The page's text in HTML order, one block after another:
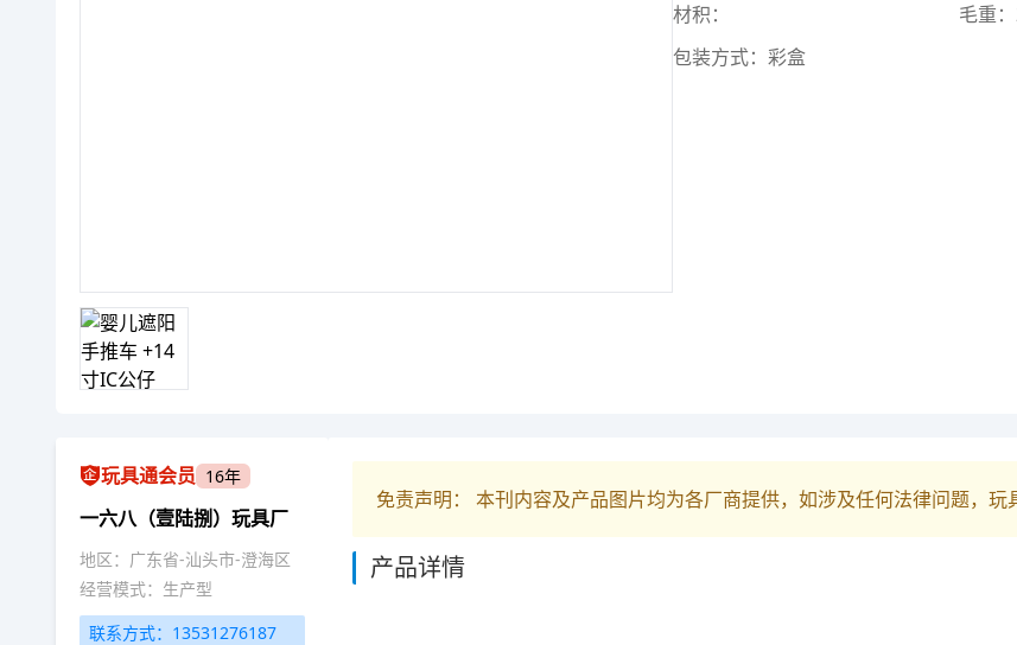
材积：
毛重
包装方式：彩盒
玩具通会员 16年
一六八（壹陆捌）玩具厂
地区：广东省-汕头市-澄海区
经营模式：生产型
联系方式：13531276187
免责声明： 本刊内容及产品图片均为各厂商提供，如涉及任何法律问题，玩
产品详情